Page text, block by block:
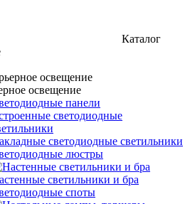
Каталог
освещение
панели
светодиодные
светодиодные светильники
люстры
светильники и бра
споты